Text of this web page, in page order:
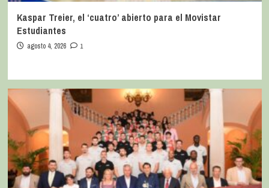
Kaspar Treier, el ‘cuatro’ abierto para el Movistar
Estudiantes
agosto 4, 2026 1